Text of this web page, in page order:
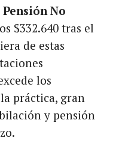
Pensión No
$332.640 tras el
de estas
los
práctica, gran
y pensión